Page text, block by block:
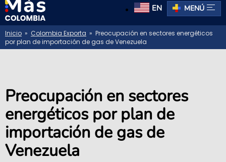
EN MENÚ
Inicio » Colombia Exporta » Preocupación en sectores energéticos
por plan de importación de gas de Venezuela
Preocupación en sectores
energéticos por plan de
importación de gas de
Venezuela